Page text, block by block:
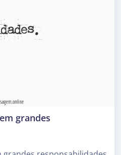
grandes